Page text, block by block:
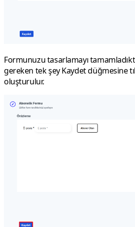
Formunuzu tasarlamayı
gereken tek şeyKaydetdüğmesine
oluşturulur.